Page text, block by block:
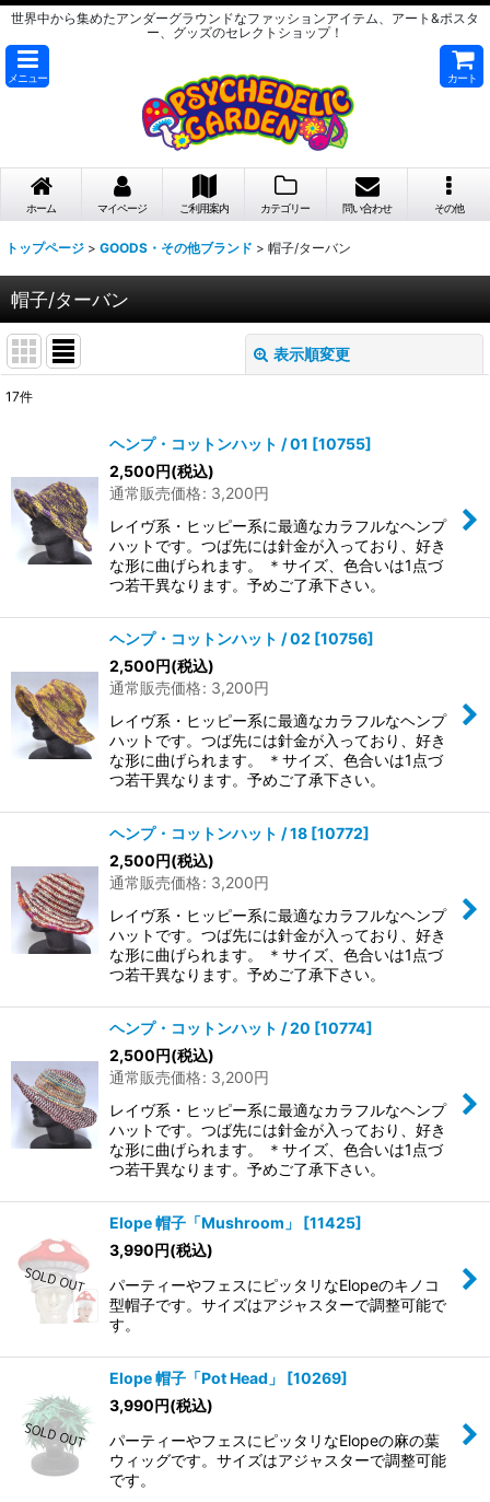
世界中から集めたアンダーグラウンドなファッションアイテム、アート&ポスタ
ー、グッズのセレクトショップ！
メニュー カート
ホーム マイページ ご利用案内 カテゴリー 問い合わせ その他
トップページ > GOODS・その他ブランド > 帽子/ターバン
帽子/ターバン
表示順変更
並び順:
絞り込む
17件
ヘンプ・コットンハット / 01 [10755]
2,500円(税込)
通常販売価格: 3,200円
レイヴ系・ヒッピー系に最適なカラフルなヘンプ
ハットです。つば先には針金が入っており、好き
な形に曲げられます。 ＊サイズ、色合いは1点づ
つ若干異なります。予めご了承下さい。
ヘンプ・コットンハット / 02 [10756]
2,500円(税込)
通常販売価格: 3,200円
レイヴ系・ヒッピー系に最適なカラフルなヘンプ
ハットです。つば先には針金が入っており、好き
な形に曲げられます。 ＊サイズ、色合いは1点づ
つ若干異なります。予めご了承下さい。
ヘンプ・コットンハット / 18 [10772]
2,500円(税込)
通常販売価格: 3,200円
レイヴ系・ヒッピー系に最適なカラフルなヘンプ
ハットです。つば先には針金が入っており、好き
な形に曲げられます。 ＊サイズ、色合いは1点づ
つ若干異なります。予めご了承下さい。
ヘンプ・コットンハット / 20 [10774]
2,500円(税込)
通常販売価格: 3,200円
レイヴ系・ヒッピー系に最適なカラフルなヘンプ
ハットです。つば先には針金が入っており、好き
な形に曲げられます。 ＊サイズ、色合いは1点づ
つ若干異なります。予めご了承下さい。
Elope 帽子「Mushroom」 [11425]
3,990円(税込)
パーティーやフェスにピッタリなElopeのキノコ
型帽子です。サイズはアジャスターで調整可能で
す。
Elope 帽子「Pot Head」 [10269]
3,990円(税込)
パーティーやフェスにピッタリなElopeの麻の葉
ウィッグです。サイズはアジャスターで調整可能
です。